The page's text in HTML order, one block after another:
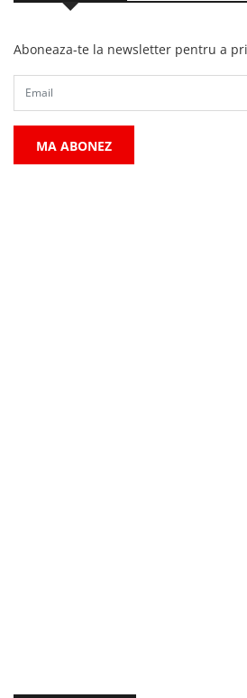
Aboneaza-te la newsletter pentru a
MA ABONEZ